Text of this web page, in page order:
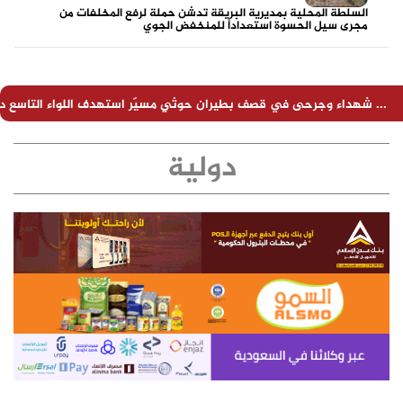
السلطة المحلية بمديرية البريقة تدشن حملة لرفع المخلفات من
مجرى سيل الحسوة استعداداً للمنخفض الجوي
بطيران حوثي مسيّر استهدف اللواء التاسع دفاع شبوة بحريب
دولية